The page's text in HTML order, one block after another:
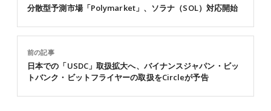
前の記事
日本での「USDC」取扱拡大へ、バイナンスジャパン・ビッ
トバンク・ビットフライヤーの取扱をCircleが予告
分散型予測市場「Polymarket」、ソラナ（SOL）対応開始